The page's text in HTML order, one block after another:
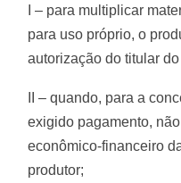
I – para multiplicar
para uso próprio, o
autorização do titular
II – quando, para a
exigido pagamento,
econômico-financeiro
produtor;